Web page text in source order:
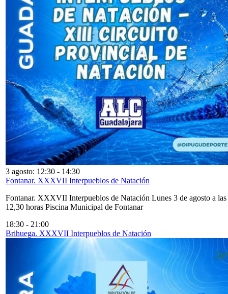
3 agosto: 12:30 - 14:30
Fontanar. XXXVII Interpueblos de Natación
Fontanar. XXXVII Interpueblos de Natación Lunes 3 de agosto a las
12,30 horas Piscina Municipal de Fontanar
18:30 - 21:00
Brihuega. XXXVII Interpueblos de Natación